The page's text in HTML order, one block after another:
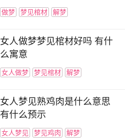
做梦 梦见棺材 解梦
女人做梦梦见棺材好吗 有什
么寓意
女人做梦 梦见棺材 解梦
女人梦见熟鸡肉是什么意思
有什么预示
女人梦见 梦见鸡肉 解梦